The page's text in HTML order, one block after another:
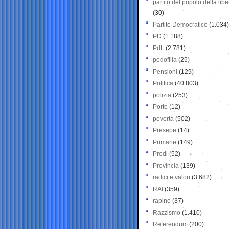
partito del popolo della
(30)
Partito Democratico (1.034)
PD (1.188)
PdL (2.781)
pedofilia (25)
Pensioni (129)
Politica (40.803)
polizia (253)
Porto (12)
povertà (502)
Presepe (14)
Primarie (149)
Prodi (52)
Provincia (139)
radici e valori (3.682)
RAI (359)
rapine (37)
Razzismo (1.410)
Referendum (200)